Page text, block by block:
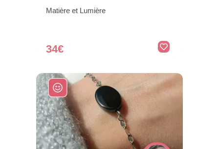
Matière et Lumière
34€